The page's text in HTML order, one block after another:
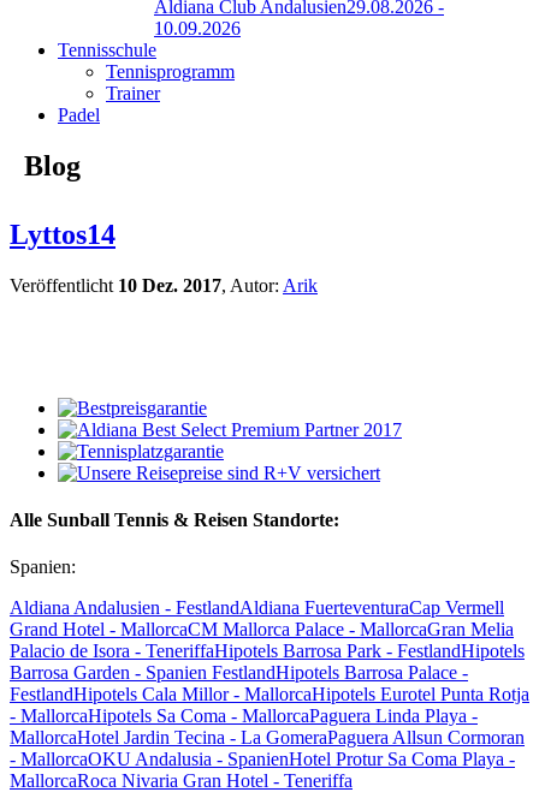
Aldiana Club Andalusien29.08.2026 -
10.09.2026
Tennisschule
Tennisprogramm
Trainer
Padel
Blog
Lyttos14
Veröffentlicht 10 Dez. 2017, Autor: Arik
Alle Sunball Tennis & Reisen Standorte:
Spanien:
Aldiana Andalusien - FestlandAldiana FuerteventuraCap Vermell
Grand Hotel - MallorcaCM Mallorca Palace - MallorcaGran Melia
Palacio de Isora - TeneriffaHipotels Barrosa Park - FestlandHipotels
Barrosa Garden - Spanien FestlandHipotels Barrosa Palace -
FestlandHipotels Cala Millor - MallorcaHipotels Eurotel Punta Rotja
- MallorcaHipotels Sa Coma - MallorcaPaguera Linda Playa -
MallorcaHotel Jardin Tecina - La GomeraPaguera Allsun Cormoran
- MallorcaOKU Andalusia - SpanienHotel Protur Sa Coma Playa -
MallorcaRoca Nivaria Gran Hotel - Teneriffa